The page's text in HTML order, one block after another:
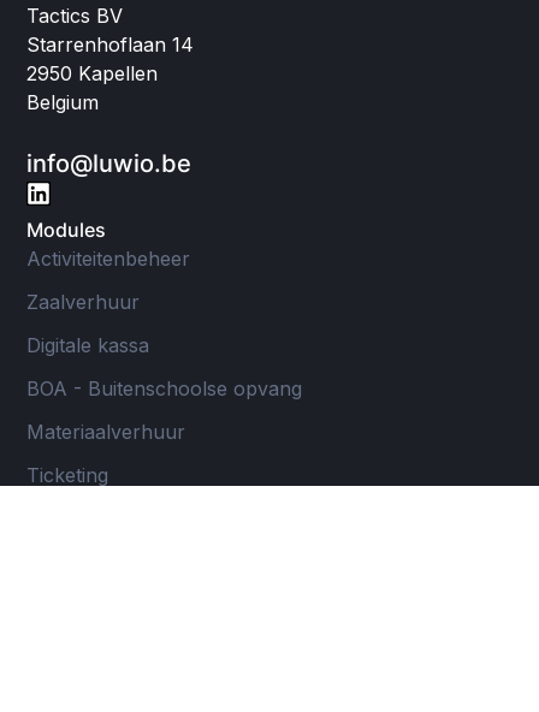
Tactics BV
Starrenhoflaan 14
2950 Kapellen
Belgium
info@luwio.be
Modules
Activiteitenbeheer
Zaalverhuur
Digitale kassa
BOA - Buitenschoolse opvang
Materiaalverhuur
Ticketing